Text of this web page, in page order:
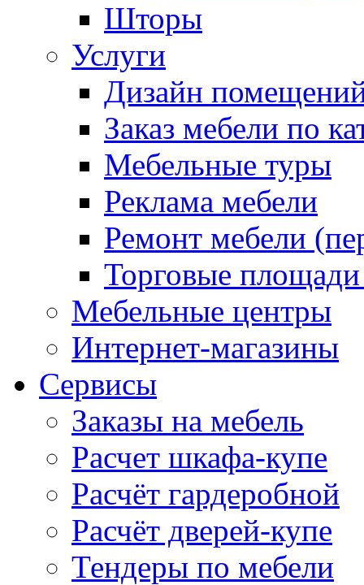
Шторы
Услуги
Дизайн
Заказ мебели по
Мебельные туры
Реклама мебели
Ремонт мебели
Торговые
Мебельные центры
Интернет-магазины
Сервисы
Заказы на мебель
Расчет шкафа-купе
Расчёт гардеробной
Расчёт дверей-купе
Тендеры по мебели